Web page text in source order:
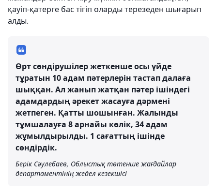
қауіп-қатерге бас тігіп оларды терезеден шығарып
алды.
Өрт сөндірушілер жеткенше осы үйде
тұратын 10 адам пәтерлерін тастап далаға
шыққан. Ал жанып жатқан пәтер ішіндегі
адамдардың әрекет жасауға дәрмені
жетпеген. Қатты шошынған. Жалынды
тұмшалауға 8 арнайы көлік, 34 адам
жұмылдырылды. 1 сағаттың ішінде
сөндірдік.
Берік Сәулебаев, Облыстық төтенше жағдайлар
департаментінің жедел кезекшісі